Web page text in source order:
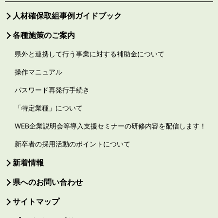
人材確保取組事例ガイドブック
各種施策のご案内
県外と連携して行う事業に対する補助金について
操作マニュアル
パスワード再発行手続き
「特定業種」について
WEB企業説明会等導入支援セミナーの研修内容を配信します！
新卒者の採用活動のポイントについて
新着情報
県へのお問い合わせ
サイトマップ